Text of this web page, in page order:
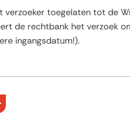
toegelaten tot de
de rechtbank het verzoek
ingangsdatum!).